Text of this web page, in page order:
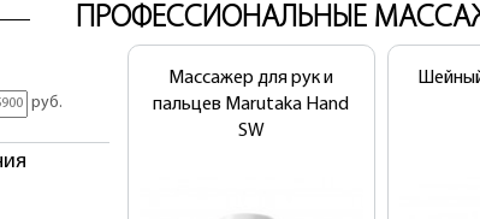
ПРОФЕССИОНАЛЬНЫЕ
руб.
Массажер для рук и
пальцев Marutaka Hand
SW